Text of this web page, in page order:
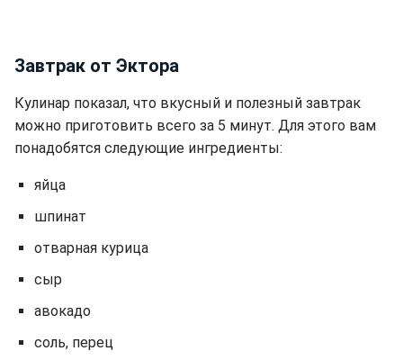
Завтрак от Эктора
Кулинар показал, что вкусный и полезный завтрак
можно приготовить всего за 5 минут. Для этого вам
понадобятся следующие ингредиенты:
яйца
шпинат
отварная курица
сыр
авокадо
соль, перец